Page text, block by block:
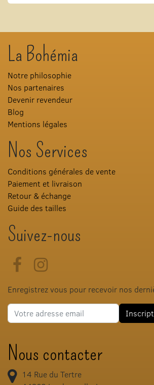
La Bohémia
Notre philosophie
Nos partenaires
Devenir revendeur
Blog
Mentions légales
Nos Services
Conditions générales de vente
Paiement et livraison
Retour & échange
Guide des tailles
Suivez-nous
FacebookInstagram
Enregistrez vous pour recevoir nos
Adresse e-mail
Nous contacter
14 Rue du Tertre